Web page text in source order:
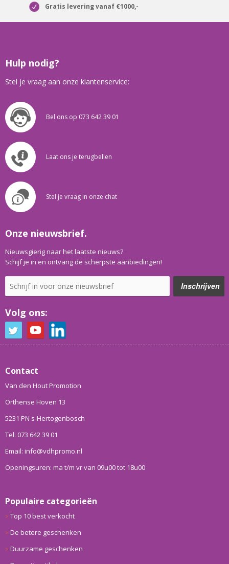
Gratis levering vanaf €1000,-
Hulp nodig?
Stel je vraag aan onze klantenservice:
Bel ons op 073 642 39 01
Laat ons je terugbellen
Stel je vraag in onze chat
Onze nieuwsbrief.
Nieuwsgierig naar het laatste nieuws?
Schijf je in en ontvang de scherpste aanbiedingen!
Volg ons:
Contact
Van den Hout Promotion
Orthense Hoven 13
5231 PN s-Hertogenbosch
Tel: 073 642 39 01
Email: info@vdhpromo.nl
Openingsuren: ma t/m vr van 09u00 tot 18u00
Populaire categorieën
Top 10 best verkocht
De betere geschenken
Duurzame geschenken